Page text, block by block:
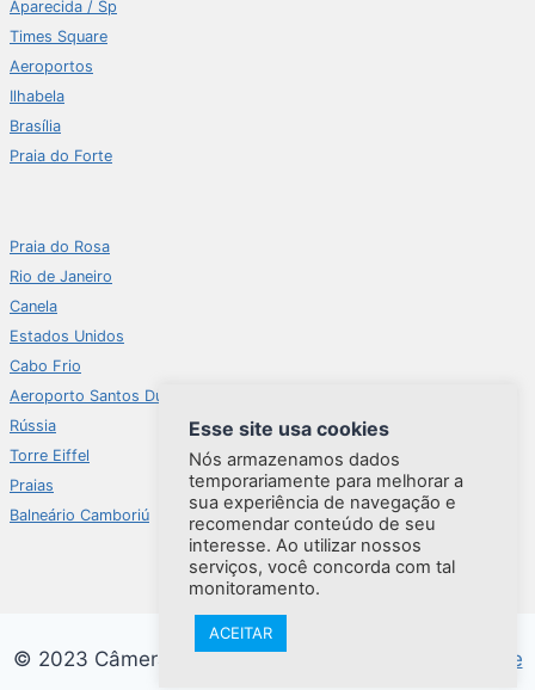
Aparecida / Sp
Times Square
Aeroportos
Ilhabela
Brasília
Praia do Forte
Praia do Rosa
Rio de Janeiro
Canela
Estados Unidos
Cabo Frio
Aeroporto Santos Dumont
Rússia
Torre Eiffel
Praias
Balneário Camboriú
© 2023 Câmeras do mundo | Política de Privacidade
Esse site usa cookies
Nós armazenamos dados
temporariamente para melhorar a
sua experiência de navegação e
recomendar conteúdo de seu
interesse. Ao utilizar nossos
serviços, você concorda com tal
monitoramento.
ACEITAR